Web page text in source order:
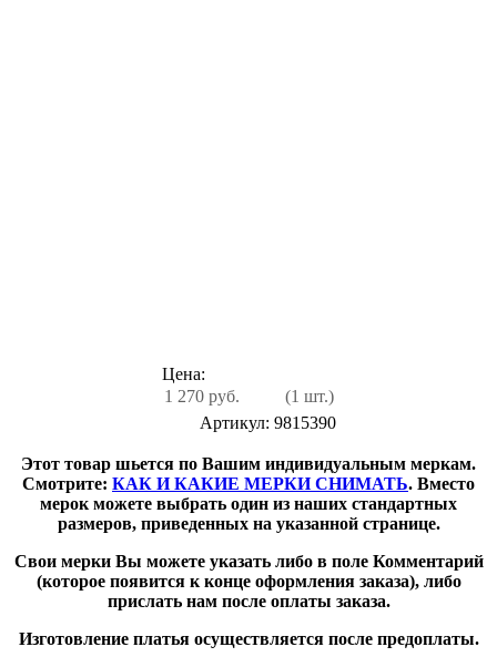
Цена:
1 270 руб.
(1 шт.)
Артикул: 9815390
Этот товар шьется по Вашим индивидуальным меркам.
Смотрите: КАК И КАКИЕ МЕРКИ СНИМАТЬ. Вместо
мерок можете выбрать один из наших стандартных
размеров, приведенных на указанной странице.
Свои мерки Вы можете указать либо в поле Комментарий
(которое появится к конце оформления заказа), либо
прислать нам после оплаты заказа.
Изготовление платья осуществляется после предоплаты.